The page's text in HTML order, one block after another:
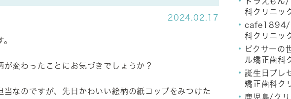
2024.02.17
変わったことにお気づきでしょうか？
なのですが、先日かわいい絵柄の紙コップをみつけた
科クリニッ
cafe1894/
科クリニッ
ピクサーの
ル矯正歯科
誕生日プレ
矯正歯科ク
鹿児島/クリ